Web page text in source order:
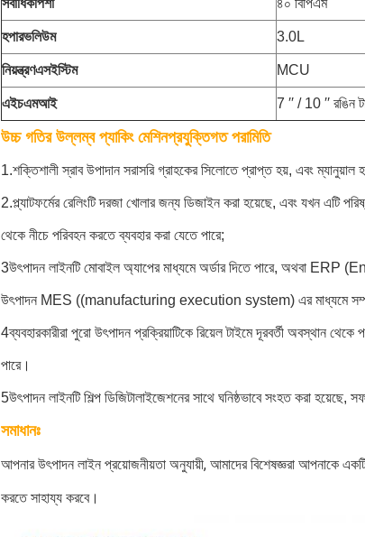
সর্বাধিকপিশা ৪০ বিপিএম
হপারভলিউম 3.0L
নিয়ন্ত্রণএসইস্টিম MCU
এইচএমআই 7 ′′ / 10 ′′ রঙিন
উচ্চ গতির উল্লম্ব প্যাকিং মেশিনপ্রযুক্তিগত পরামিতি
1.শক্তিশালী স্রাব উপাদান সরাসরি গ্রাহকের সিলোতে প্রাপ্ত হয়, এবং
2.প্ল্যাটফর্মের রেলিংটি দরজা খোলার জন্য ডিজাইন করা হয়েছে, এবং যখন এটি
থেকে নীচে পরিবহন করতে ব্যবহার করা যেতে পারে;
3উৎপাদন লাইনটি মোবাইল অ্যাপের মাধ্যমে অর্ডার দিতে পারে, অথবা
উৎপাদন MES ((manufacturing execution system) এর মাধ্যমে
4ব্যবহারকারীরা পুরো উৎপাদন প্রক্রিয়াটিকে রিয়েল টাইমে দূরবর্তী অবস্থান
পারে।
5উৎপাদন লাইনটি শিল্প ডিজিটালাইজেশনের সাথে ঘনিষ্ঠভাবে সংহত করা
সমাধানঃ
আপনার উৎপাদন লাইন প্রয়োজনীয়তা অনুযায়ী, আমাদের বিশেষজ্ঞরা আপনাকে
করতে সাহায্য করবে।